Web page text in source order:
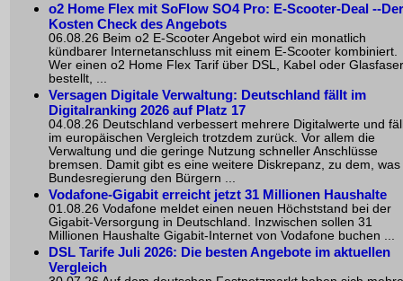
o2 Home Flex mit SoFlow SO4 Pro: E-Scooter-Deal --Der
Kosten Check des Angebots
06.08.26 Beim o2 E-Scooter Angebot wird ein monatlich
kündbarer Internetanschluss mit einem E-Scooter kombiniert.
Wer einen o2 Home Flex Tarif über DSL, Kabel oder Glasfaser
bestellt, ...
Versagen Digitale Verwaltung: Deutschland fällt im
Digitalranking 2026 auf Platz 17
04.08.26 Deutschland verbessert mehrere Digitalwerte und
im europäischen Vergleich trotzdem zurück. Vor allem die
Verwaltung und die geringe Nutzung schneller Anschlüsse
bremsen. Damit gibt es eine weitere Diskrepanz, zu dem, was
Bundesregierung den Bürgern ...
Vodafone-Gigabit erreicht jetzt 31 Millionen Haushalte
01.08.26 Vodafone meldet einen neuen Höchststand bei der
Gigabit-Versorgung in Deutschland. Inzwischen sollen 31
Millionen Haushalte Gigabit-Internet von Vodafone buchen ...
DSL Tarife Juli 2026: Die besten Angebote im aktuellen
Vergleich